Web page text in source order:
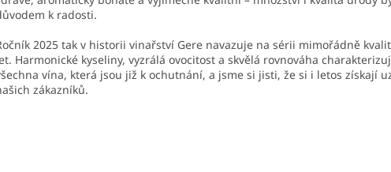
k radosti.
2025 tak v historii vinařství Gere navazuje na sérii mimořádně
Harmonické kyseliny, vyzrálá ovocitost a skvělá rovnováha
vína, která jsou již k ochutnání, a jsme si jisti, že si i letos získají
zákazníků.